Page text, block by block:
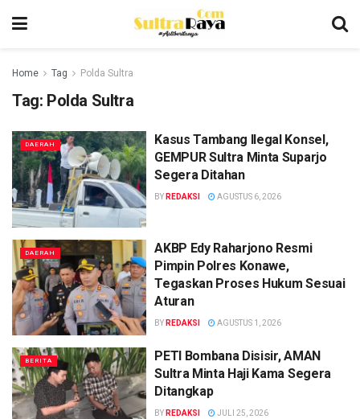
Home Tag Polda Sultra
Tag: Polda Sultra
DAERAH
Kasus Tambang Ilegal Konsel,
GEMPUR Sultra Minta Suparjo
Segera Ditahan
BY REDAKSI AGUSTUS 6, 2026
DAERAH
AKBP Edy Raharjono Resmi
Pimpin Polres Konawe,
Tegaskan Proses Hukum Sesuai
Aturan
BY REDAKSI AGUSTUS 1, 2026
BERITA
PETI Bombana Disisir, AMAN
Sultra Minta Haji Kama Segera
Ditangkap
BY REDAKSI JULI 25, 2026